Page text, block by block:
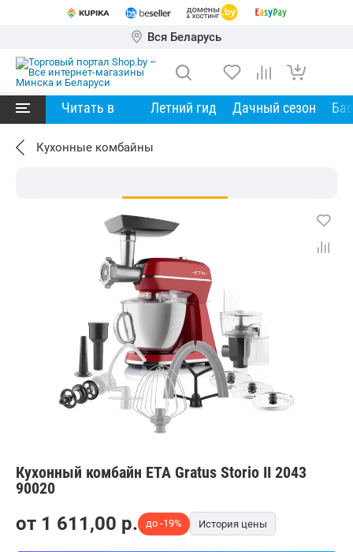
Вся Беларусь
Читать в Летний гид Дачный сезон
Кухонные комбайны
Кухонный комбайн ETA Gratus Storio II 2043
90020
от 1 611,00 p. до -19% История цены